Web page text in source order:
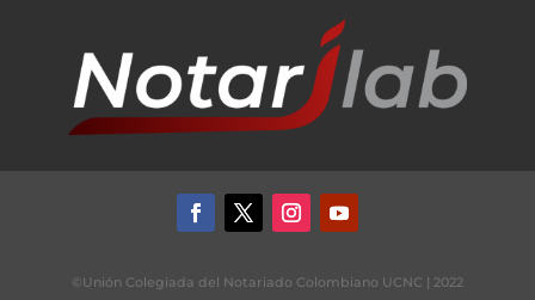
©Unión Colegiada del Notariado Colombiano UCNC | 2022